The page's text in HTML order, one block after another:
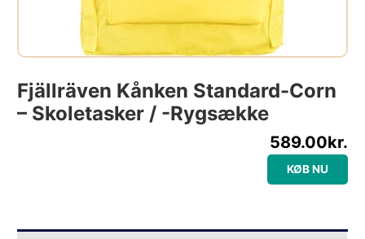
Fjällräven Kånken Standard-Corn
– Skoletasker / -rygsække
589.00kr.
KØB NU